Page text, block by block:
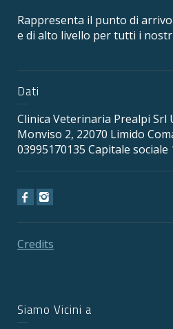
Rappresenta il punto di
e di alto livello per tutti i
Dati
Clinica Veterinaria Prealpi Srl
Monviso 2, 22070 Limido
03995170135 Capitale sociale
Credits
Siamo Vicini a